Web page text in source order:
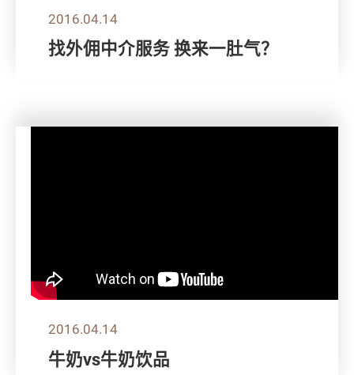
2016.04.14
找外佣中介服务 换来一肚气？
2016.04.14
牛奶vs牛奶饮品